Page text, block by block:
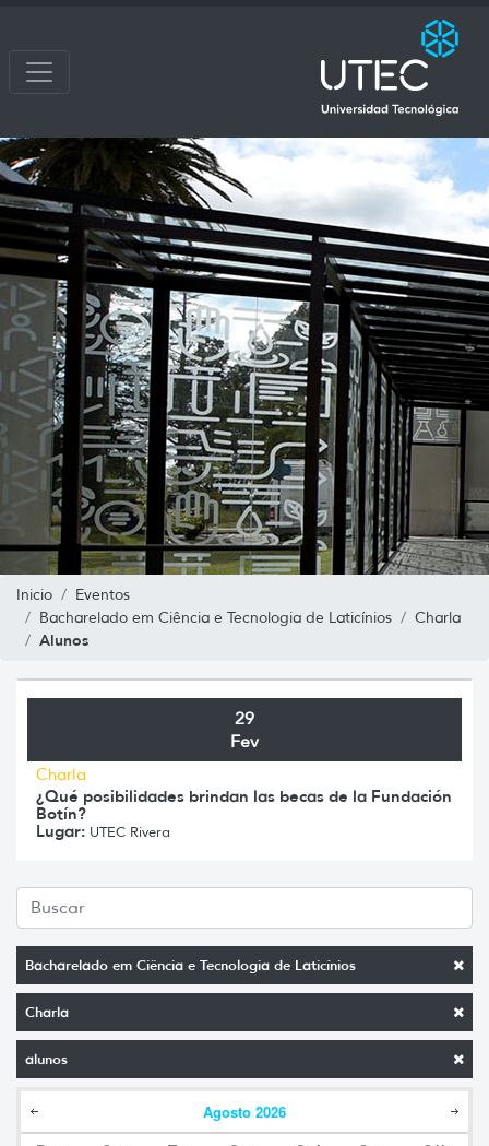
Inicio
Eventos
Bacharelado em Ciência e Tecnologia de Laticínios
Charla
Alunos
Bacharelado em Ciência e Tecnologia de Laticínios
Charla
alunos
Agosto 2026
29
Fev
Charla
¿Qué posibilidades brindan las becas de la Fundación
Botín?
Lugar: UTEC Rivera